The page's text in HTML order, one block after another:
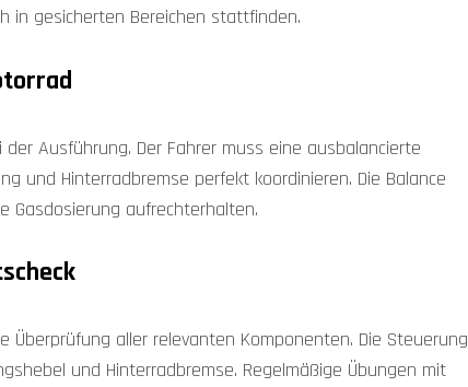
in gesicherten Bereichen stattfinden.
Ausführung. Der Fahrer muss eine ausbalancierte
und Hinterradbremse perfekt koordinieren. Die Balance
Gasdosierung aufrechterhalten.
aller relevanten Komponenten. Die Steuerung
und Hinterradbremse. Regelmäßige Übungen mit